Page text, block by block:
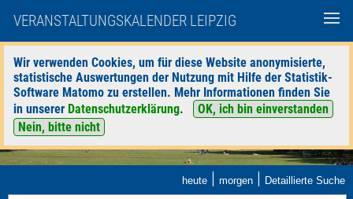
VERANSTALTUNGSKALENDER LEIPZIG
Wir verwenden Cookies, um für diese Website anonymisierte,
statistische Auswertungen der Nutzung mit Hilfe der Statistik-
Software Matomo zu erstellen. Mehr Informationen finden Sie
in unserer Datenschutzerklärung.
OK, ich bin einverstanden
Nein, bitte nicht
heute | morgen | Detaillierte Suche